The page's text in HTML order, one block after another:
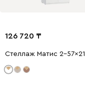
126 720
Стеллаж Матис 2-